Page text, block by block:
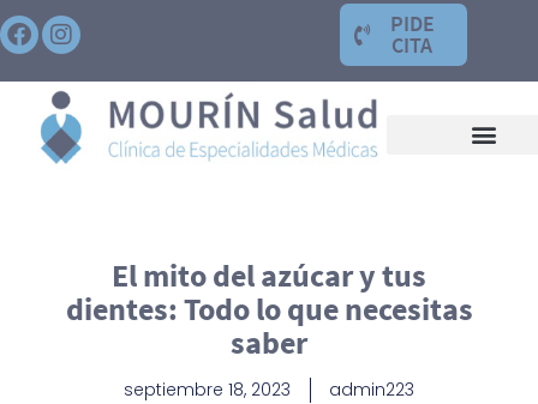
PIDE
CITA
El mito del azúcar y tus
dientes: Todo lo que necesitas
saber
septiembre 18, 2023 admin223